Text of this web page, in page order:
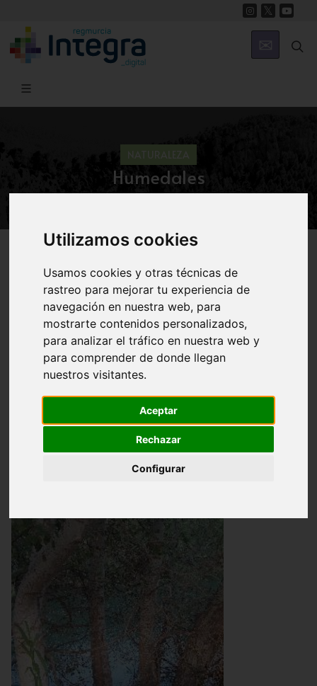
Utilizamos cookies
Usamos cookies y otras técnicas de
rastreo para mejorar tu experiencia de
navegación en nuestra web, para
mostrarte contenidos personalizados,
para analizar el tráfico en nuestra web y
para comprender de donde llegan
nuestros visitantes.
Aceptar
Rechazar
Configurar
Humedales
Región de Murcia Digital Naturaleza
Introducción Tipología Fauna
Vegetación Usos
Humedales de la Región
Vegetación